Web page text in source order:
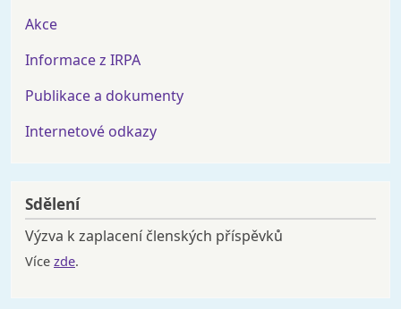
Akce
Informace z IRPA
Publikace a dokumenty
Internetové odkazy
Sdělení
Výzva k zaplacení členských příspěvků
Více zde.